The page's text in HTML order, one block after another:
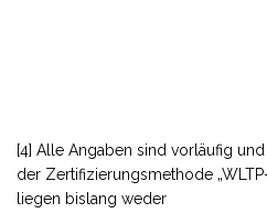
[4] Alle Angaben sind vorläufig
der Zertifizierungsmethode
liegen bislang weder